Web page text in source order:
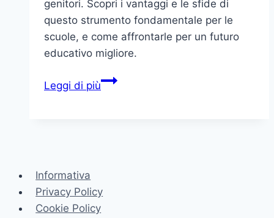
genitori. Scopri i vantaggi e le sfide di
questo strumento fondamentale per le
scuole, e come affrontarle per un futuro
educativo migliore.
Leggi di piùIl
Vivere
la
Informativa
Privacy Policy
Cookie Policy